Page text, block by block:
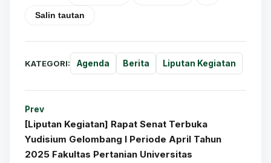
Salin tautan
KATEGORI: Agenda Berita Liputan Kegiatan
Prev
[Liputan Kegiatan] Rapat Senat Terbuka
Yudisium Gelombang I Periode April Tahun
2025 Fakultas Pertanian Universitas